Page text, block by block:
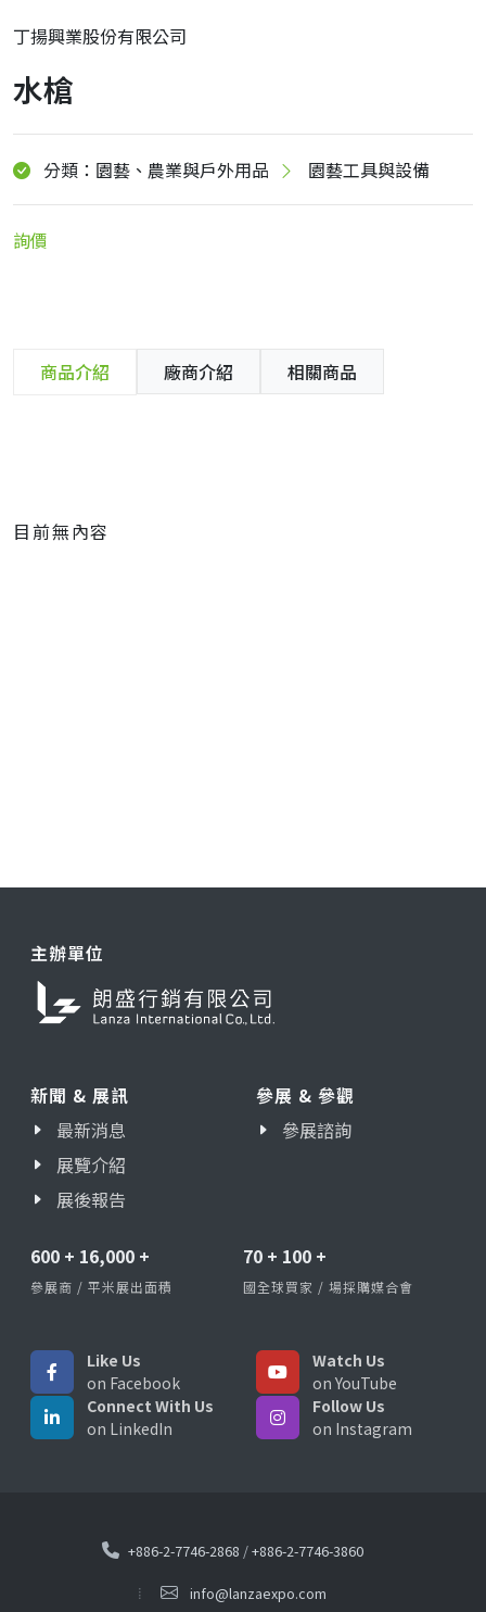
丁揚興業股份有限公司
水槍
分類：園藝、農業與戶外用品 園藝工具與設備
詢價
商品介紹 廠商介紹 相關商品
目前無內容
主辦單位
新聞 & 展訊
最新消息
展覽介紹
展後報告
參展 & 參觀
參展諮詢
600 + 16,000 +
參展商 / 平米展出面積
70 + 100 +
國全球買家 / 場採購媒合會
Like Us
on Facebook
Watch Us
on YouTube
Connect With Us
on LinkedIn
Follow Us
on Instagram
+886-2-7746-2868 /+886-2-7746-3860
info@lanzaexpo.com